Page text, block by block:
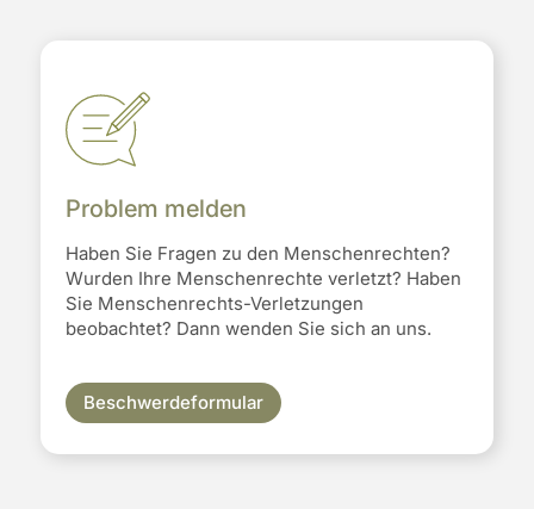
Problem melden
Haben Sie Fragen zu den Menschenrechten?
Wurden Ihre Menschenrechte verletzt? Haben
Sie Menschenrechts-Verletzungen
beobachtet? Dann wenden Sie sich an uns.
Beschwerdeformular